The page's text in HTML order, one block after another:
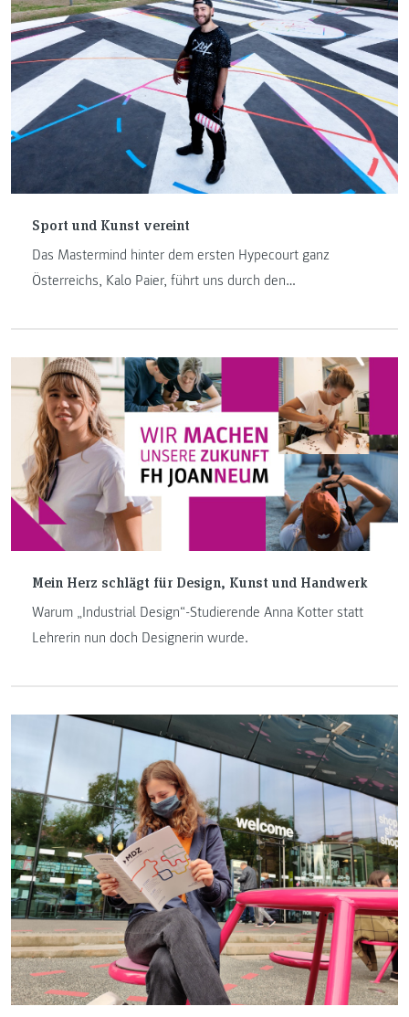
Sport und Kunst vereint
Das Mastermind hinter dem ersten Hypecourt ganz
Österreichs, Kalo Paier, führt uns durch den
Mein Herz schlägt für Design, Kunst und Handwerk
Warum „Industrial Design“-Studierende Anna Kotter statt
Lehrerin nun doch Designerin wurde.